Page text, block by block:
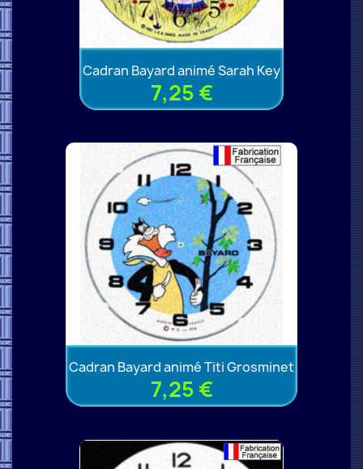
Cadran Bayard animé Sarah Key
7,25 €
Cadran Bayard animé Titi Grosminet
7,25 €